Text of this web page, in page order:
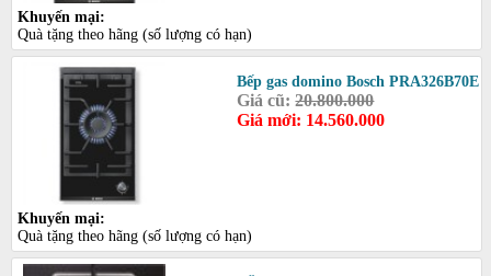
Khuyến mại:
Quà tặng theo hãng (số lượng có hạn)
Bếp gas domino Bosch PRA326B70E
Giá cũ:20.800.000
Giá mới: 14.560.000
Khuyến mại:
Quà tặng theo hãng (số lượng có hạn)